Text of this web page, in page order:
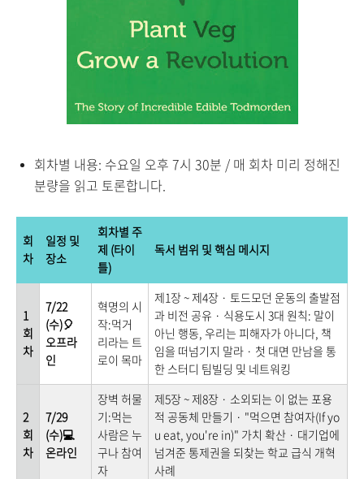
회차별 내용: 수요일 오후 7시 30분 / 매 회차 미리 정해진
분량을 읽고 토론합니다.
회
차
일정 및
장소
회차별 주
제 (타이
틀)
독서 범위 및 핵심 메시지
1
회
차
7/22
(수)🎈
오프라
인
혁명의 시
작:먹거
리라는 트
로이 목마
제1장 ~ 제4장 · 토드모던 운동의 출발점
과 비전 공유 · 식용도시 3대 원칙: 말이
아닌 행동, 우리는 피해자가 아니다, 책
임을 떠넘기지 말라 · 첫 대면 만남을 통
한 스터디 팀빌딩 및 네트워킹
2
회
차
7/29
(수)💻
온라인
장벽 허물
기:먹는
사람은 누
구나 참여
자
제5장 ~ 제8장 · 소외되는 이 없는 포용
적 공동체 만들기 · "먹으면 참여자(If yo
u eat, you're in)" 가치 확산 · 대기업에
넘겨준 통제권을 되찾는 학교 급식 개혁
사례